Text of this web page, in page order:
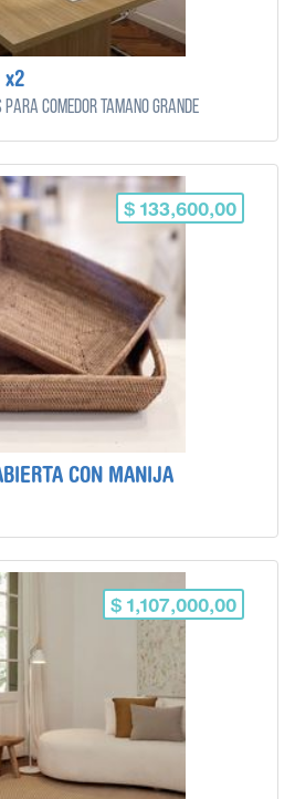
x2
comedor tamaño grande
$ 133,600,00
CON MANIJA
$ 1,107,000,00